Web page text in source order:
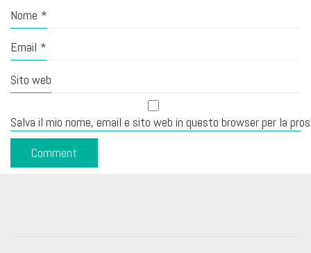
Nome *
Email *
Sito web
Salva il mio nome, email e sito web in questo browser per la